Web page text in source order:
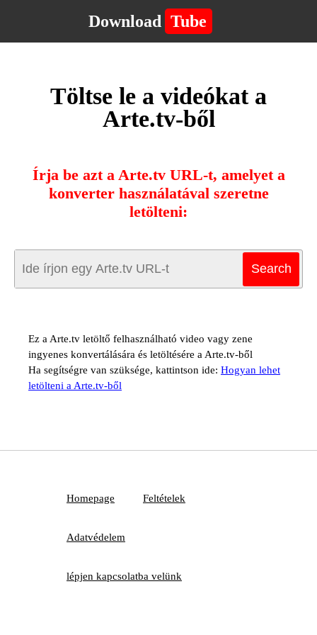
Download Tube
Töltse le a videókat a
Arte.tv-ből
Írja be azt a Arte.tv URL-t, amelyet a
konverter használatával szeretne
letölteni:
Ez a Arte.tv letöltő felhasználható video vagy zene
ingyenes konvertálására és letöltésére a Arte.tv-ből
Ha segítségre van szüksége, kattintson ide: Hogyan lehet
letölteni a Arte.tv-ből
Homepage Feltételek
Adatvédelem
lépjen kapcsolatba velünk